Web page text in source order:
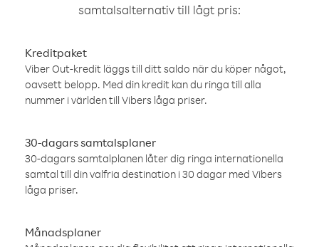
samtalsalternativ till lågt pris:
Kreditpaket
Viber Out-kredit läggs till ditt saldo när du köper något,
oavsett belopp. Med din kredit kan du ringa till alla
nummer i världen till Vibers låga priser.
30-dagars samtalsplaner
30-dagars samtalplanen låter dig ringa internationella
samtal till din valfria destination i 30 dagar med Vibers
låga priser.
Månadsplaner